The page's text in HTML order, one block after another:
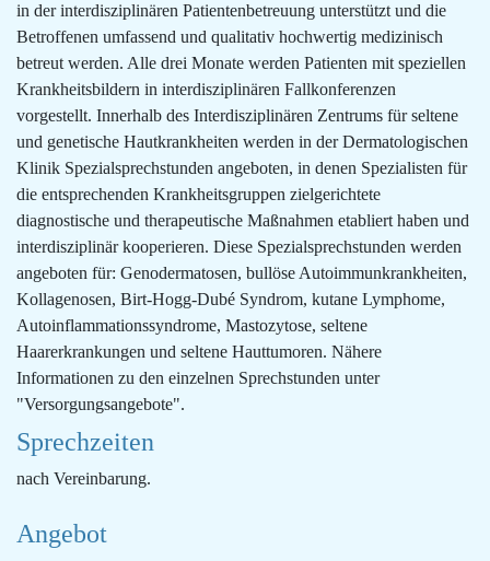
in der interdisziplinären Patientenbetreuung unterstützt und die
Betroffenen umfassend und qualitativ hochwertig medizinisch
betreut werden. Alle drei Monate werden Patienten mit speziellen
Krankheitsbildern in interdisziplinären Fallkonferenzen
vorgestellt. Innerhalb des Interdisziplinären Zentrums für seltene
und genetische Hautkrankheiten werden in der Dermatologischen
Klinik Spezialsprechstunden angeboten, in denen Spezialisten für
die entsprechenden Krankheitsgruppen zielgerichtete
diagnostische und therapeutische Maßnahmen etabliert haben und
interdisziplinär kooperieren. Diese Spezialsprechstunden werden
angeboten für: Genodermatosen, bullöse Autoimmunkrankheiten,
Kollagenosen, Birt-Hogg-Dubé Syndrom, kutane Lymphome,
Autoinflammationssyndrome, Mastozytose, seltene
Haarerkrankungen und seltene Hauttumoren. Nähere
Informationen zu den einzelnen Sprechstunden unter
"Versorgungsangebote".
Sprechzeiten
nach Vereinbarung.
Angebot